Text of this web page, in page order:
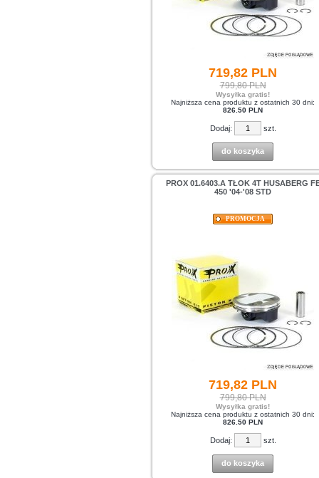
719,82 PLN
799,80 PLN
Wysyłka gratis!
Najniższa cena produktu z ostatnich 30 dni:
826.50 PLN
Dodaj: szt.
do koszyka
PROX 01.6403.A TŁOK 4T HUSABERG
450 '04-'08 STD
PROMOCJA
719,82 PLN
799,80 PLN
Wysyłka gratis!
Najniższa cena produktu z ostatnich 30 dni:
826.50 PLN
Dodaj: szt.
do koszyka